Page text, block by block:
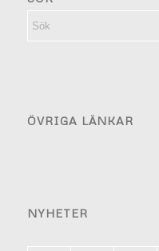
ÖVRIGA LÄNKAR
NYHETER